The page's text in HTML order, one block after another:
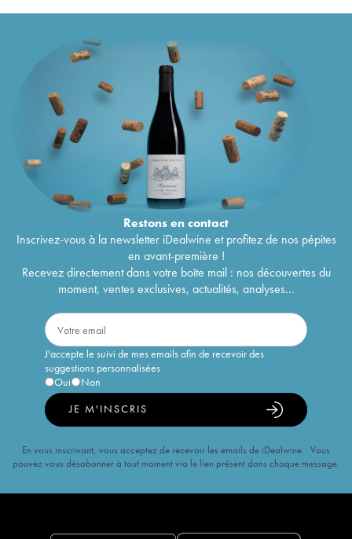
Restons encontact
Inscrivez-vous à la newsletter iDealwine et profitez de nos pépites
en avant-première !
Recevez directement dans votre boîte mail : nos découvertes du
moment, ventes exclusives, actualités, analyses...
J'accepte le suivi de mes emails afin de recevoir des
suggestions personnalisées
Oui
Non
JE M'INSCRIS
En vous inscrivant, vous acceptez de recevoir les emails de iDealwine. Vous
pouvez vous désabonner à tout moment via le lien présent dans chaque message.